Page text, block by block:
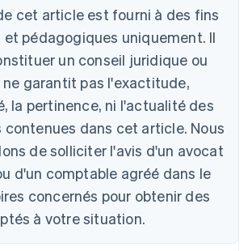
cet article est fourni à des fins
pédagogiques uniquement. Il
un conseil juridique ou
garantit pas l'exactitude,
la pertinence, ni l'actualité des
dans cet article. Nous
de solliciter l'avis d'un avocat
d'un comptable agréé dans le
concernés pour obtenir des
à votre situation.
Deutsch English